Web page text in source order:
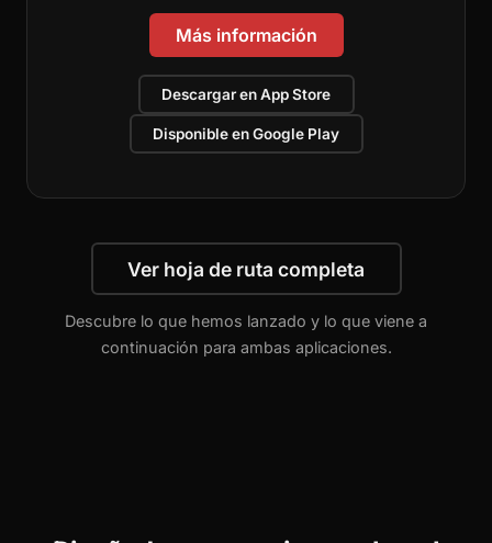
Más información
Descargar en App Store
Disponible en Google Play
Ver hoja de ruta completa
Descubre lo que hemos lanzado y lo que viene a
continuación para ambas aplicaciones.